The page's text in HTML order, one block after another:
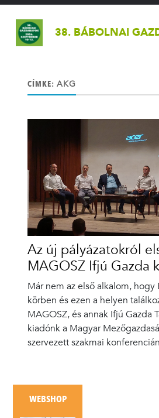
38. BÁBOLNAI
CÍMKE: AKG
Az új pályázatokról
MAGOSZ Ifjú Gazda
Már nem az első alkalom,
körben és ezen a helyen
MAGOSZ, és annak Ifjú Gazda
kiadónk a Magyar
szervezett szakmai
WEBSHOP